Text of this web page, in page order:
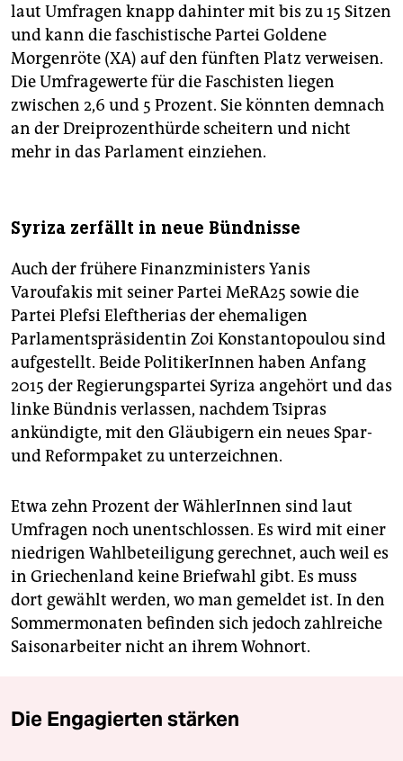
laut Umfragen knapp dahinter mit bis zu 15 Sitzen
und kann die faschistische Partei Goldene
Morgenröte (XA) auf den fünften Platz verweisen.
Die Umfragewerte für die Faschisten liegen
zwischen 2,6 und 5 Prozent. Sie könnten demnach
an der Dreiprozenthürde scheitern und nicht
mehr in das Parlament einziehen.
Syriza zerfällt in neue Bündnisse
Auch der frühere Finanzministers Yanis
Varoufakis mit seiner Partei MeRA25 sowie die
Partei Plefsi Eleftherias der ehemaligen
Parlamentspräsidentin Zoi Konstantopoulou sind
aufgestellt. Beide PolitikerInnen haben Anfang
2015 der Regierungspartei Syriza angehört und das
linke Bündnis verlassen, nachdem Tsipras
ankündigte, mit den Gläubigern ein neues Spar-
und Reformpaket zu unterzeichnen.
Etwa zehn Prozent der WählerInnen sind laut
Umfragen noch unentschlossen. Es wird mit einer
niedrigen Wahlbeteiligung gerechnet, auch weil es
in Griechenland keine Briefwahl gibt. Es muss
dort gewählt werden, wo man gemeldet ist. In den
Sommermonaten befinden sich jedoch zahlreiche
Saisonarbeiter nicht an ihrem Wohnort.
Die Engagierten stärken